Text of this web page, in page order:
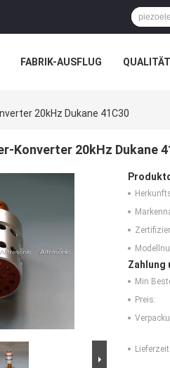
FABRIK-AUSFLUG
20kHz Dukane 41C30
Konverter 20kHz Dukane
Zahlung
Min
Preis:
Lieferzeit: